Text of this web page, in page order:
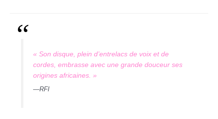
« Son disque, plein d’entrelacs de voix et de
cordes, embrasse avec une grande douceur ses
origines africaines. »
—RFI